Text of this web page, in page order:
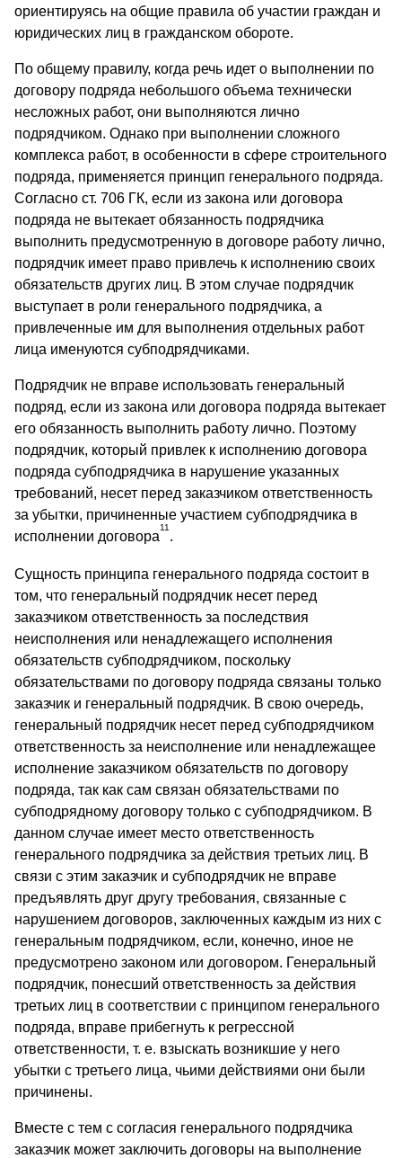
ориентируясь на общие правила об участии граждан и
юридических лиц в гражданском обороте.
По общему правилу, когда речь идет о выполнении по
договору подряда небольшого объема технически
несложных работ, они выполняются лично
подрядчиком. Однако при выполнении сложного
комплекса работ, в особенности в сфере строительного
подряда, применяется принцип генерального подряда.
Согласно ст. 706 ГК, если из закона или договора
подряда не вытекает обязанность подрядчика
выполнить предусмотренную в договоре работу лично,
подрядчик имеет право привлечь к исполнению своих
обязательств других лиц. В этом случае подрядчик
выступает в роли генерального подрядчика, а
привлеченные им для выполнения отдельных работ
лица именуются субподрядчиками.
Подрядчик не вправе использовать генеральный
подряд, если из закона или договора подряда вытекает
его обязанность выполнить работу лично. Поэтому
подрядчик, который привлек к исполнению договора
подряда субподрядчика в нарушение указанных
требований, несет перед заказчиком ответственность
за убытки, причиненные участием субподрядчика в
исполнении договора
11
.
Сущность принципа генерального подряда состоит в
том, что генеральный подрядчик несет перед
заказчиком ответственность за последствия
неисполнения или ненадлежащего исполнения
обязательств субподрядчиком, поскольку
обязательствами по договору подряда связаны только
заказчик и генеральный подрядчик. В свою очередь,
генеральный подрядчик несет перед субподрядчиком
ответственность за неисполнение или ненадлежащее
исполнение заказчиком обязательств по договору
подряда, так как сам связан обязательствами по
субподрядному договору только с субподрядчиком. В
данном случае имеет место ответственность
генерального подрядчика за действия третьих лиц. В
связи с этим заказчик и субподрядчик не вправе
предъявлять друг другу требования, связанные с
нарушением договоров, заключенных каждым из них с
генеральным подрядчиком, если, конечно, иное не
предусмотрено законом или договором. Генеральный
подрядчик, понесший ответственность за действия
третьих лиц в соответствии с принципом генерального
подряда, вправе прибегнуть к регрессной
ответственности, т. е. взыскать возникшие у него
убытки с третьего лица, чьими действиями они были
причинены.
Вместе с тем с согласия генерального подрядчика
заказчик может заключить договоры на выполнение